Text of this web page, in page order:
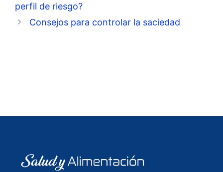
perfil de riesgo?
Consejos para controlar la saciedad